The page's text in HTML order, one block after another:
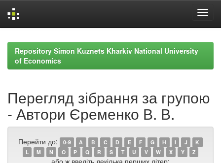
navigationRepository Simon Kuznets Kharkiv National University
of Economics
Перегляд зібрання за групою
- Автори Єременко В. В.
Перейти до: 0-9 A B C D E F G H I J
K
L
M N O P Q R S T U V W X Y Z
або ж введіть декілька перших літер: